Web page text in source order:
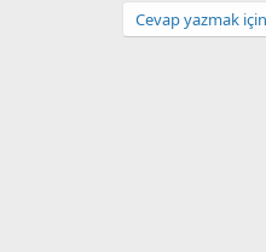
Cevap yazmak